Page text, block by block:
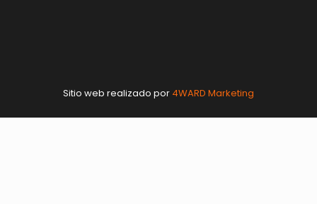
Sitio web realizado por 4WARD Marketing